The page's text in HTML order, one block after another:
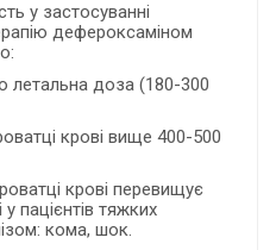
у застосуванні
дефероксаміном
летальна доза (180-300
крові вище 400-500
крові перевищує
пацієнтів тяжких
кома, шок.